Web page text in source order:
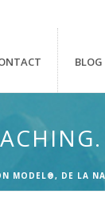
BLOG
MODEL®, DE LA